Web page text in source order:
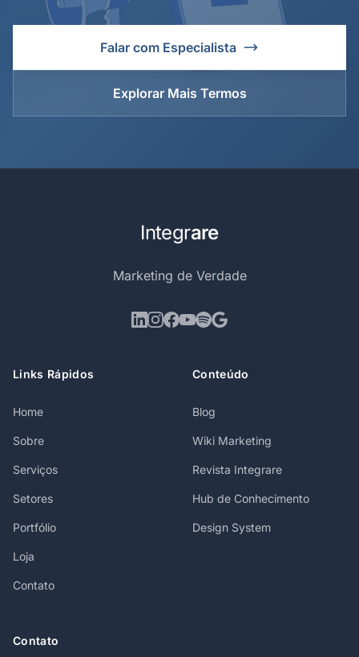
Falar com Especialista
Explorar Mais Termos
Integrare
Marketing de Verdade
Links Rápidos
Home
Sobre
Serviços
Setores
Portfólio
Loja
Contato
Conteúdo
Blog
Wiki Marketing
Revista Integrare
Hub de Conhecimento
Design System
Contato